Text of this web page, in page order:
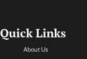
Quick Links
About Us